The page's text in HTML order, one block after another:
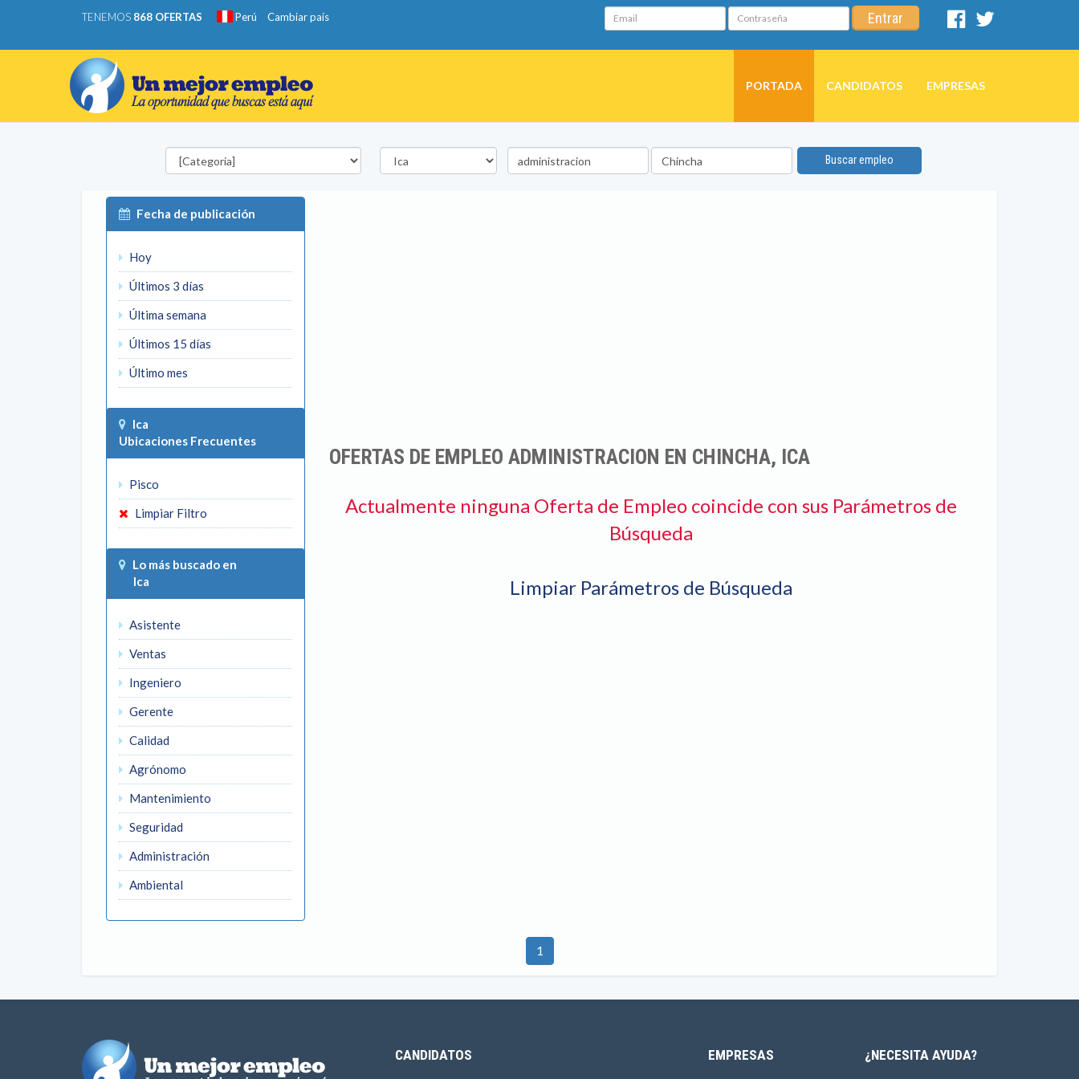
TENEMOS 868 OFERTAS Perú Cambiar país Email Contraseña Entrar
Facebook
PORTADA CANDIDATOS EMPRESAS
Categorías Departamento
Palabra
clave
Ubicación
Buscar empleo
Fecha de publicación
Hoy
Últimos 3 días
Última semana
Últimos 15 días
Último mes
Ica
Ubicaciones Frecuentes
Pisco
Limpiar Filtro
Lo más buscado en
Ica
Asistente
Ventas
Ingeniero
Gerente
Calidad
Agrónomo
Mantenimiento
Seguridad
Administración
Ambiental
OFERTAS DE EMPLEO ADMINISTRACION EN CHINCHA, ICA
Actualmente ninguna Oferta de Empleo coincide con sus Parámetros de
Búsqueda
Limpiar Parámetros de Búsqueda
1
CANDIDATOS EMPRESAS ¿NECESITA AYUDA?